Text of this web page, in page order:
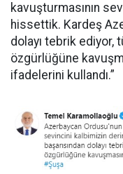
kavuşturmasının
hissettik. Kardeş
dolayı tebrik ediyor,
özgürlüğüne
ifadelerini kullandı.”